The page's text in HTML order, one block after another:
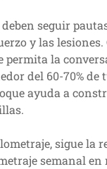
seguir
y las
permita la
del 60-70% de
ayuda a
sigue la
semanal en